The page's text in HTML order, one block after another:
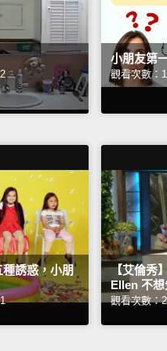
小朋友第
觀看次數：
誘惑，小朋
【艾倫秀
Ellen 不想
觀看次數：